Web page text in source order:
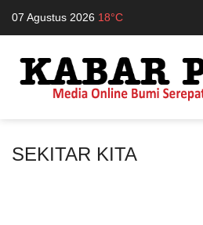
07 Agustus 2026 18°C
SEKITAR KITA